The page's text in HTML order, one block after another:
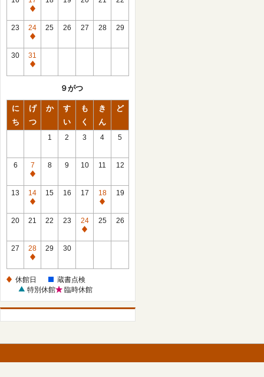
日
休
館
日
23
24
休
館
日
25 26 27 28 29
30
31
休
９がつ
に
ち
げ
つ
か
す
い
も
く
き
ん
ど
1 2 3 4 5
6
7
休
館
日
8 9 10 11 12
13
14
休
館
15 16 17
18
休
館
19
20 21 22 23
24
休
25 26
27
28
休
日
29 30
休館日
蔵書点検
特別休館
臨時休館